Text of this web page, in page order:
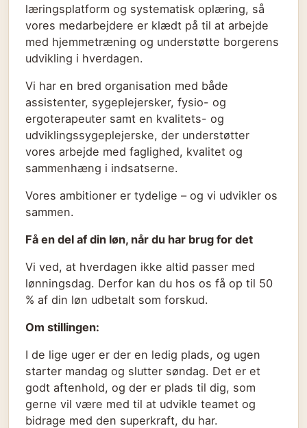
læringsplatform og systematisk oplæring, så
vores medarbejdere er klædt på til at arbejde
med hjemmetræning og understøtte borgerens
udvikling i hverdagen.
Vi har en bred organisation med både
assistenter, sygeplejersker, fysio- og
ergoterapeuter samt en kvalitets- og
udviklingssygeplejerske, der understøtter
vores arbejde med faglighed, kvalitet og
sammenhæng i indsatserne.
Vores ambitioner er tydelige – og vi udvikler os
sammen.
Få en del af din løn, når du har brug for det
Vi ved, at hverdagen ikke altid passer med
lønningsdag. Derfor kan du hos os få op til 50
% af din løn udbetalt som forskud.
Om stillingen:
I de lige uger er der en ledig plads, og ugen
starter mandag og slutter søndag. Det er et
godt aftenhold, og der er plads til dig, som
gerne vil være med til at udvikle teamet og
bidrage med den superkraft, du har.